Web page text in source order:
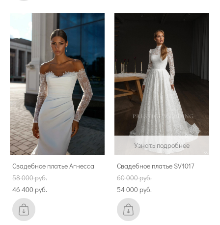
Свадебное платье Агнесса
58 000 pуб.
46 400 pуб.
Узнать подробнее
Свадебное платье SV1017
60 000 pуб.
54 000 pуб.